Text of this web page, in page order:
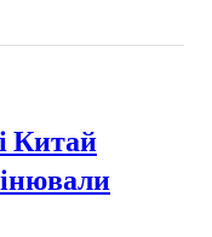
Китай